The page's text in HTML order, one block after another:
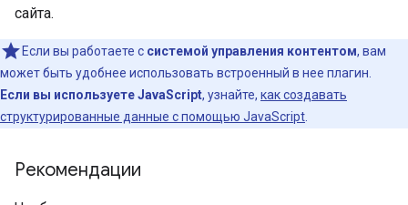
сайта.
Если вы работаете с системой управления контентом, вам
может быть удобнее использовать встроенный в нее плагин.
Если вы используете JavaScript, узнайте, как создавать
структурированные данные с помощью JavaScript
Рекомендации